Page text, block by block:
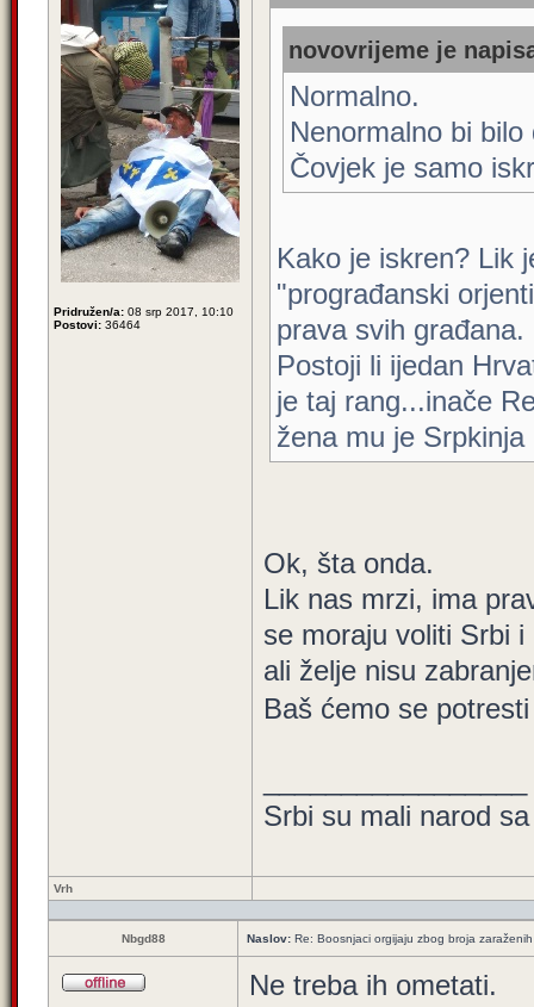
Pridružen/a: 08 srp 2017, 10:10
Postovi: 36464
novovrijeme je
Normalno.
Nenormalno bi
Čovjek je samo
Kako je iskren? Lik
"prograđanski
prava svih građana.
Postoji li ijedan
je taj rang...inače
žena mu je Srpkinja
Ok, šta onda.
Lik nas mrzi, ima
se moraju voliti Srbi
ali želje nisu
Baš ćemo se
Srbi su mali narod
Vrh
Nbgd88 Naslov: Re: Boosnjaci orgijaju zbog broja
Ne treba ih ometati.